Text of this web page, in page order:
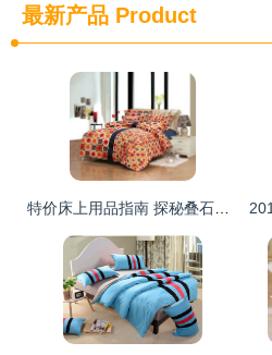
最新产品 Product